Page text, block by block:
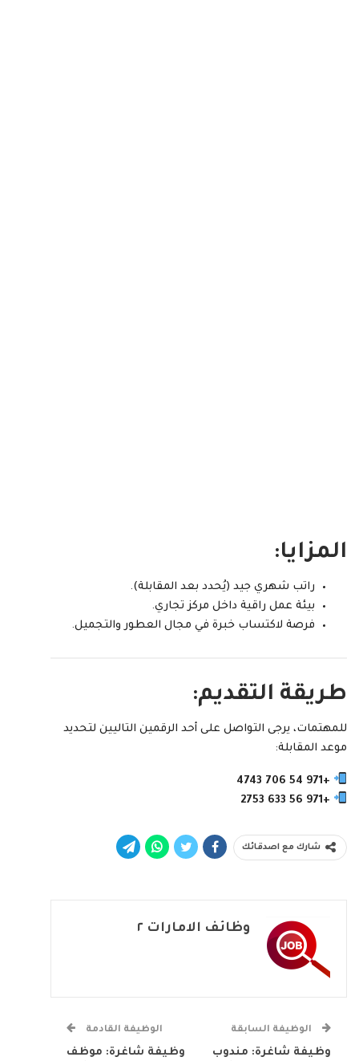
المزايا:
راتب شهري جيد (يُحدد بعد المقابلة).
بيئة عمل راقية داخل مركز تجاري.
فرصة لاكتساب خبرة في مجال العطور والتجميل.
طريقة التقديم:
للمهتمات، يرجى التواصل على أحد الرقمين التاليين لتحديد
موعد المقابلة:
+971 54 706 4743
+971 56 633 2753
شارك مع اصدقائك
وظائف الامارات ٢
الوظيفة السابقة
وظيفة شاغرة: مندوب
الوظيفة القادمة
وظيفة شاغرة: موظف